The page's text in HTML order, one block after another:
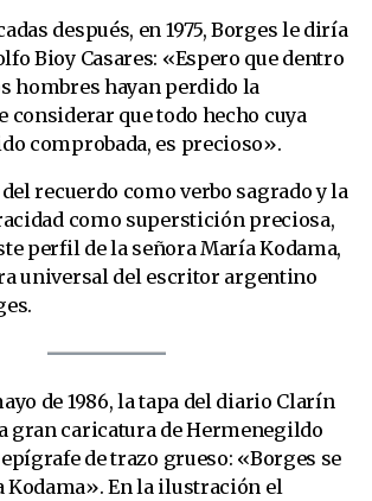
después, en 1975, Borges le diría
Bioy Casares: «Espero que dentro
hombres hayan perdido la
considerar que todo hecho cuya
comprobada, es precioso».
recuerdo como verbo sagrado y la
como superstición preciosa,
perfil de la señora María Kodama,
universal del escritor argentino
de 1986, la tapa del diario Clarín
gran caricatura de Hermenegildo
de trazo grueso: «Borges se
Kodama». En la ilustración el